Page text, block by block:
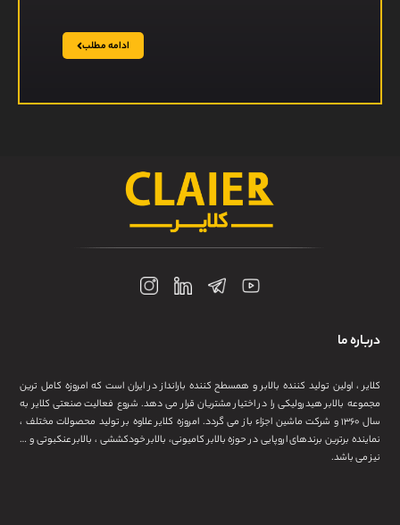
ادامه مطلب
درباره ما
کلایر ، اولین تولید کننده بالابر و همسطح کننده بارانداز در ایران است که امروزه کامل ترین
مجموعه بالابر هیدرولیکی را در اختیار مشتریان قرار می دهد. شروع فعالیت صنعتی کلایر به
سال ۱۳۶۰ و شرکت ماشین اجزاء باز می گردد. امروزه کلایر علاوه بر تولید محصولات مختلف ،
نماینده برترین برندهای اروپایی در حوزه بالابر کامیونی، بالابر خودکششی ، بالابر عنکبوتی و …
نیز می باشد.